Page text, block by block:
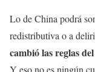
Lo de China podrá
redistributiva o a
cambió las reglas
Y eso no es ningún